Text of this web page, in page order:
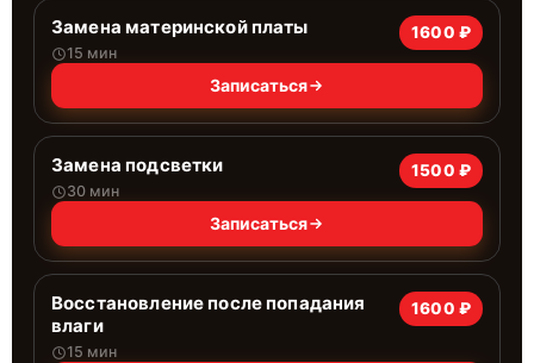
Замена материнской платы
15 мин
1600 ₽
Записаться
Замена подсветки
30 мин
1500 ₽
Записаться
Восстановление после попадания
влаги
15 мин
1600 ₽